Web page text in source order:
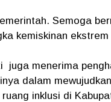
Semoga
kemiskinan
juga menerima
dalam
inklusi di